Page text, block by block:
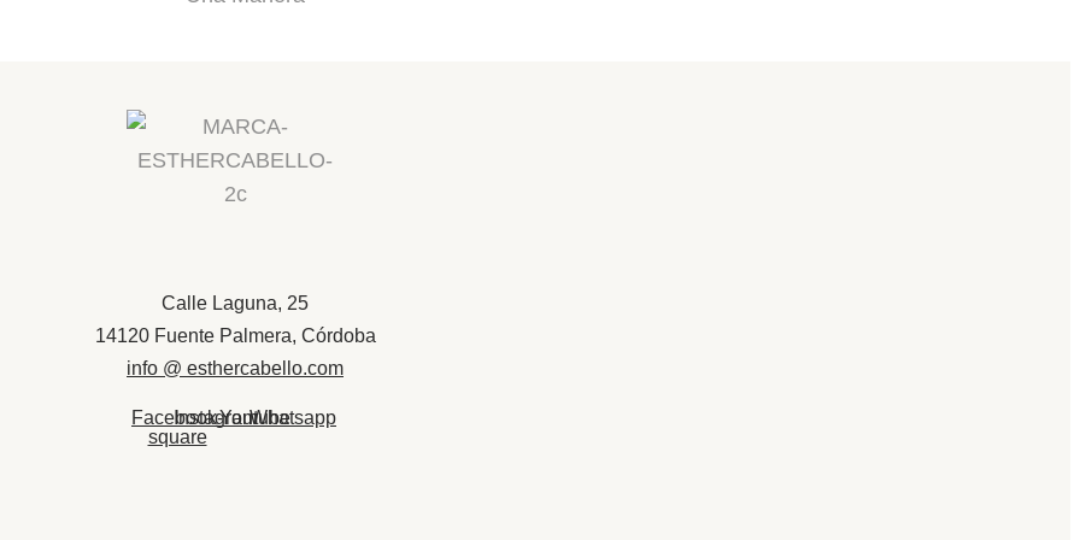
Calle Laguna, 25
14120 Fuente Palmera, Córdoba
info @ esthercabello.com
Facebook-
square
Instagram
Youtube
Whatsapp